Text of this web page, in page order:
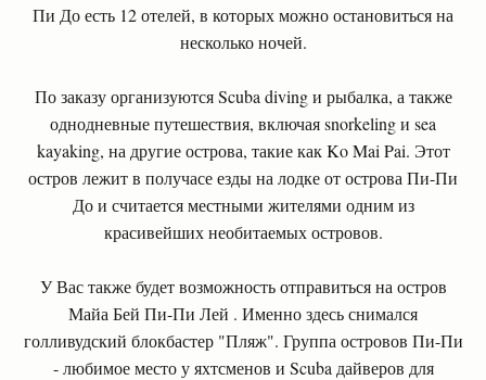
Пи До есть 12 отелей, в которых можно остановиться на
несколько ночей.
По заказу организуются Scuba diving и рыбалка, а также
однодневные путешествия, включая snorkeling и sea
kayaking, на другие острова, такие как Ko Mai Pai. Этот
остров лежит в получасе езды на лодке от острова Пи-Пи
До и считается местными жителями одним из
красивейших необитаемых островов.
У Вас также будет возможность отправиться на остров
Майа Бей Пи-Пи Лей . Именно здесь снимался
голливудский блокбастер "Пляж". Группа островов Пи-Пи
- любимое место у яхтсменов и Scuba дайверов для